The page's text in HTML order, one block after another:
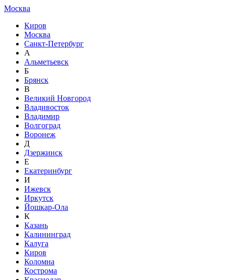
Москва
Киров
Москва
Санкт-Петербург
А
Альметьевск
Б
Брянск
В
Великий Новгород
Владивосток
Владимир
Волгоград
Воронеж
Д
Дзержинск
Е
Екатеринбург
И
Ижевск
Иркутск
Йошкар-Ола
К
Казань
Калининград
Калуга
Киров
Коломна
Кострома